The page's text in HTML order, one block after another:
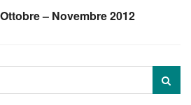
– Novembre 2012